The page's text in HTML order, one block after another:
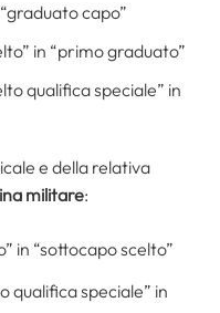
capo”
in “primo graduato”
qualifica speciale” in
e della relativa
militare:
in “sottocapo scelto”
qualifica speciale” in